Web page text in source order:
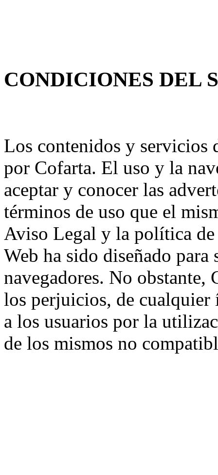
CONDICIONES DEL
Los contenidos y servicios
por Cofarta. El uso y la
aceptar y conocer las
términos de uso que el
Aviso Legal y la política
Web ha sido diseñado
navegadores. No obstante,
los perjuicios, de cualquier
a los usuarios por la
de los mismos no